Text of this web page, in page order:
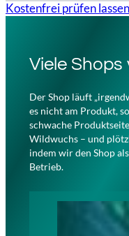
Kostenfrei prüfen lassen
Viele
Der Shop läuft
es nicht am Produkt,
schwache
Wildwuchs – und
indem wir den Shop
Betrieb.